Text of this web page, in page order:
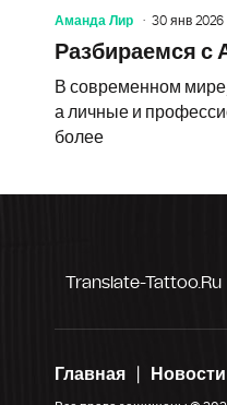
Аманда Лир 30 янв 2026
Разбираемся с
В современном
а личные и
более
Translate-Tattoo.ru
Главная Новости